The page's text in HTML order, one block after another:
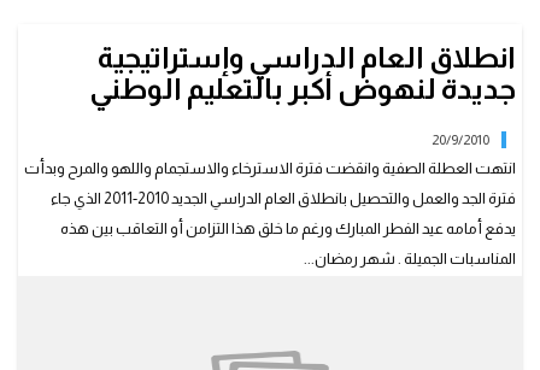
انطلاق العام الدراسي وإستراتيجية
جديدة لنهوض أكبر بالتعليم الوطني
20/9/2010
انتهت العطلة الصفية وانقضت فترة الاسترخاء والاستجمام واللهو والمرح وبدأت
فترة الجد والعمل والتحصيل بانطلاق العام الدراسي الجديد 2010-2011 الذي جاء
يدفع أمامه عيد الفطر المبارك ورغم ما خلق هذا التزامن أو التعاقب بين هذه
المناسبات الجميلة . شهر رمضان...